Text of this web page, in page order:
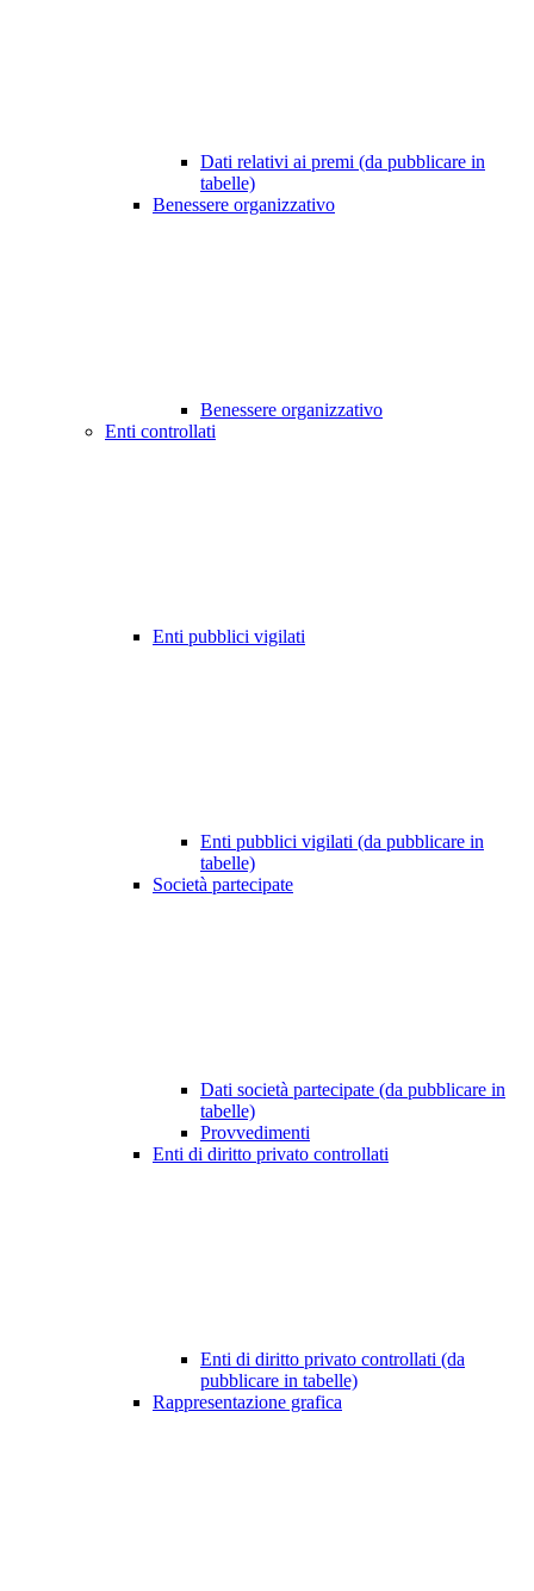
Dati relativi ai premi (da pubblicare in
tabelle)
Benessere organizzativo
Benessere organizzativo
Enti controllati
Enti pubblici vigilati
Enti pubblici vigilati (da pubblicare in
tabelle)
Società partecipate
Dati società partecipate (da pubblicare in
tabelle)
Provvedimenti
Enti di diritto privato controllati
Enti di diritto privato controllati (da
pubblicare in tabelle)
Rappresentazione grafica